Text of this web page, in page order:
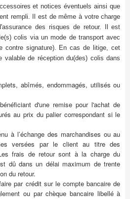
et notices éventuels ainsi que
rempli. Il est de même à votre charge
des risques de retour.
Il est
colis via un mode de transport avec
contre signature). En cas de litige, cet
valable de réception du(des) colis dans
abîmés, endommagés, utilisés ou
d'une remise pour l'achat de
au prix du palier correspondant si le
à l’échange des marchandises ou au
versées par le client au titre des
frais de retour sont à la charge du
dû dans un délai maximum de trente
du retour.
par crédit sur le compte bancaire de
ou par chèque bancaire libellé à